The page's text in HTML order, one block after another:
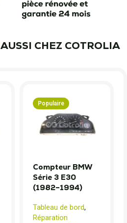
AUSSI CHEZ COTROLIA
Populaire
Compteur BMW
Série 3 E30
(1982–1994)
Tableau de bord,
Réparation